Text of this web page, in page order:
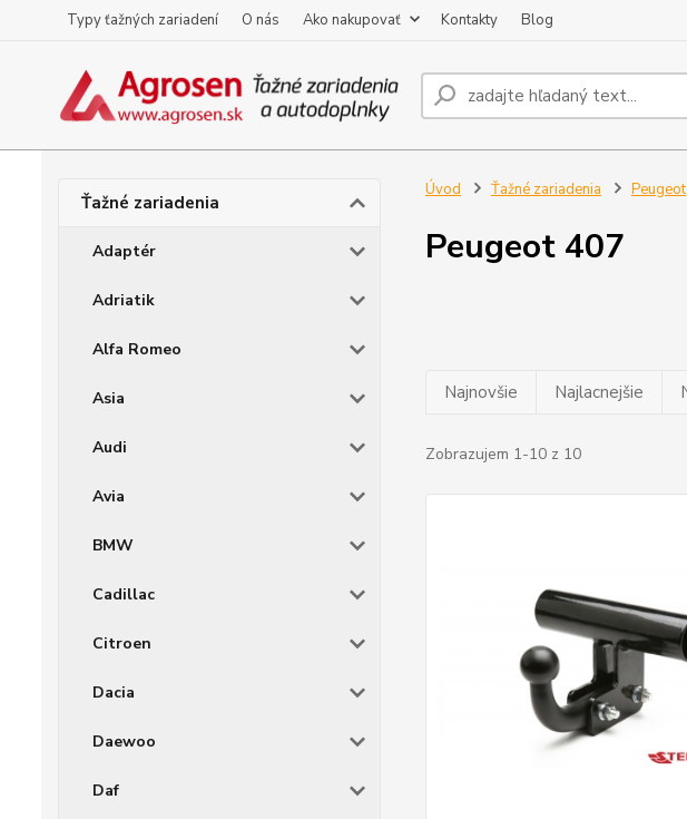
Typy ťažných zariadení O nás Ako nakupovať Kontakty Blog
Ťažné zariadenia
Adaptér
Adriatik
Alfa Romeo
Asia
Audi
Avia
BMW
Cadillac
Citroen
Dacia
Daewoo
Daf
Úvod Ťažné zariadenia Peugeot
Peugeot 407
Najnovšie Najlacnejšie
Zobrazujem 1-10 z 10